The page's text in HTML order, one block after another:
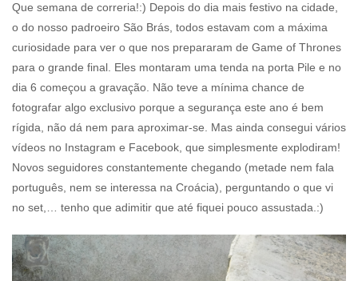
Que semana de correria!:) Depois do dia mais festivo na cidade,
o do nosso padroeiro São Brás, todos estavam com a máxima
curiosidade para ver o que nos prepararam de Game of Thrones
para o grande final. Eles montaram uma tenda na porta Pile e no
dia 6 começou a gravação. Não teve a mínima chance de
fotografar algo exclusivo porque a segurança este ano é bem
rígida, não dá nem para aproximar-se. Mas ainda consegui vários
vídeos no Instagram e Facebook, que simplesmente explodiram!
Novos seguidores constantemente chegando (metade nem fala
português, nem se interessa na Croácia), perguntando o que vi
no set,… tenho que adimitir que até fiquei pouco assustada.:)